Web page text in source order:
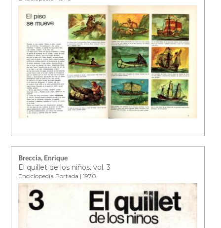
Breccia, Enrique
El quillet de los niños. vol. 3
Enciclopedia Portada | 1970